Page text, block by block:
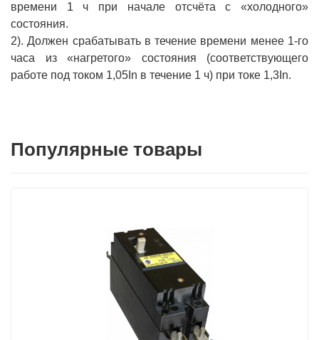
времени 1 ч при начале отсчёта с «холодного»
состояния.
2). Должен срабатывать в течение времени менее 1-го
часа из «нагретого» состояния (соответствующего
работе под током 1,05In в течение 1 ч) при токе 1,3In.
Популярные товары